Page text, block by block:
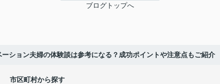
ブログトップへ
ーション夫婦の体験談は参考になる？成功ポイントや注意点もご紹介
市区町村から探す